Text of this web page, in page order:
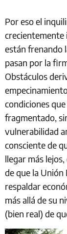
Por eso el
crecientemente
están frenando
pasan por la
Obstáculos
condiciones
fragmentado,
vulnerabilidad
consciente de
llegar más
de que la Unión
respaldar
más allá de su
(bien real) de